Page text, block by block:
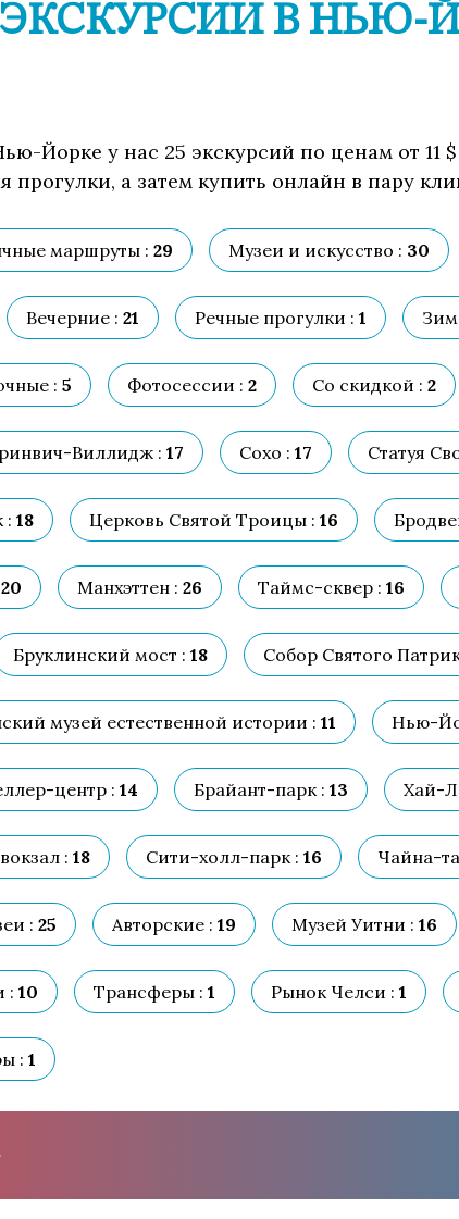
В НЬЮ-
Йорке у нас 25 экскурсий по ценам от
а затем купить онлайн в пару
маршруты : 29 Музеи и искусство : 30
Вечерние : 21 Речные прогулки : 1
: 5 Фотосессии : 2 Со скидкой : 2
Виллидж : 17 Сохо : 17 Статуя
: 18 Церковь Cвятой Троицы : 16
20 Манхэттен : 26 Таймс-сквер : 16
Бруклинский мост : 18 Собор Святого
музей естественной истории : 11 Нью-
центр : 14 Брайант-парк : 13 Хай-
: 18 Сити-холл-парк : 16 Чайна-
: 25 Авторские : 19 Музей Уитни : 16
: 10 Трансферы : 1 Рынок Челси : 1
: 1